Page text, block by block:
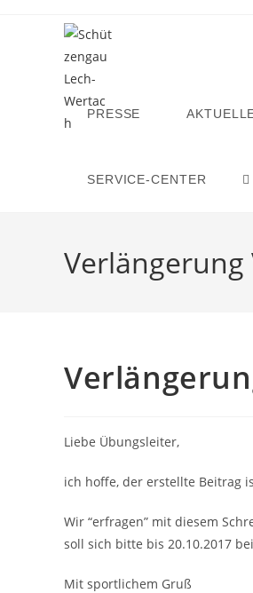
PRESSE
SERVICE-CENTER
Liebe Übungsleiter,
ich hoffe, der erstellte Beitrag
Wir “erfragen” mit diesem
soll sich bitte bis 20.10.2017
Mit sportlichem Gruß